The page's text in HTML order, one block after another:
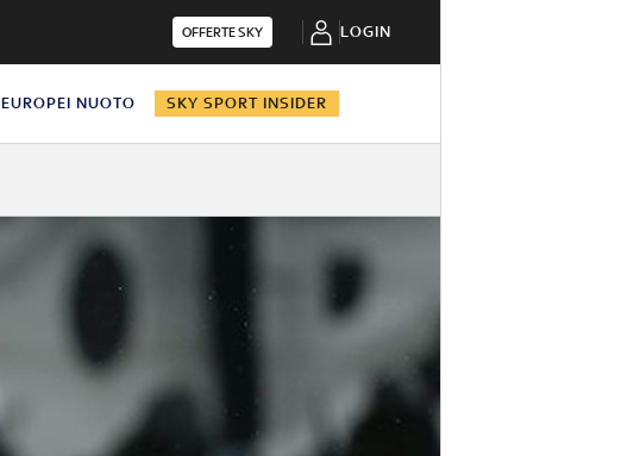
OFFERTE SKY LOGIN
EUROPEI NUOTO SKY SPORT INSIDER